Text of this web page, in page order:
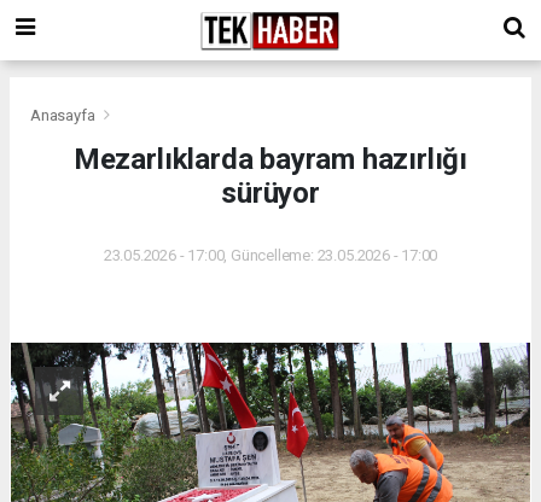
Anasayfa
Mezarlıklarda bayram hazırlığı
sürüyor
23.05.2026 - 17:00, Güncelleme: 23.05.2026 - 17:00